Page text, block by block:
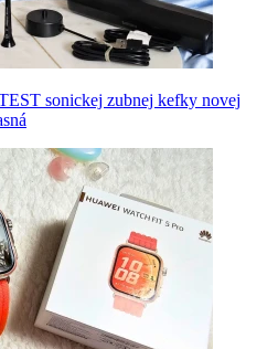
sonickej zubnej kefky novej